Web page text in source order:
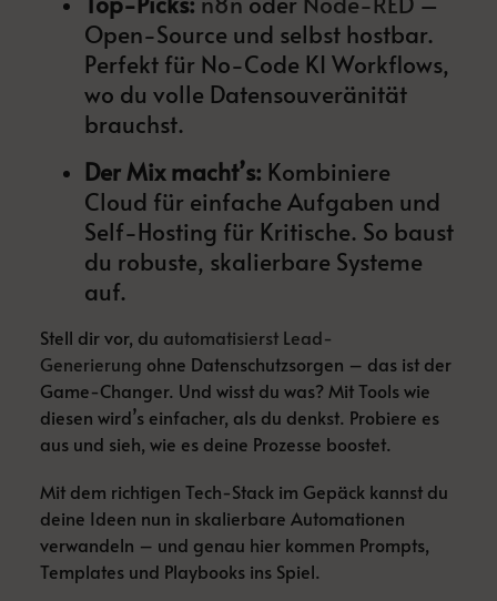
Open-Source und selbst hostbar.
Perfekt für No-Code KI Workflows,
wo du volle Datensouveränität
brauchst.
Der Mix macht’s: Kombiniere
Cloud für einfache Aufgaben und
Self-Hosting für Kritische. So baust
du robuste, skalierbare Systeme
auf.
Stell dir vor, du automatisierst Lead-
Generierung ohne Datenschutzsorgen – das ist der
Game-Changer. Und wisst du was? Mit Tools wie
diesen wird’s einfacher, als du denkst. Probiere es
aus und sieh, wie es deine Prozesse boostet.
Mit dem richtigen Tech-Stack im Gepäck kannst du
deine Ideen nun in skalierbare Automationen
verwandeln – und genau hier kommen Prompts,
Templates und Playbooks ins Spiel.